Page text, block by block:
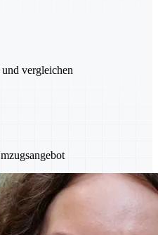
vergleichen